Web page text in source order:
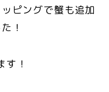
ピングで蟹も追加
！
！